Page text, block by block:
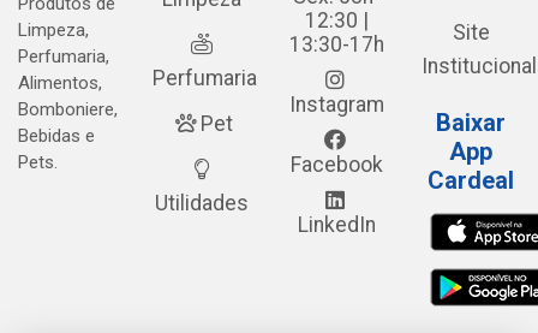
Limpeza,
Perfumaria,
Alimentos,
Bomboniere,
Bebidas e
Pets.
Perfumaria
Pet
Utilidades
12:30 |
13:30-17h
Instagram
Facebook
LinkedIn
Site
Institucional
Baixar
App
Cardeal